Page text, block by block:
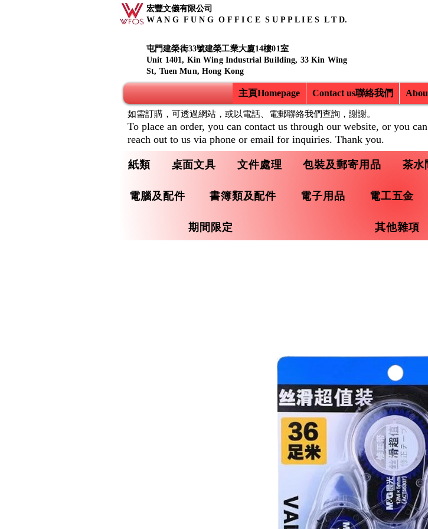
宏豐文儀有限公司
W A N G F U N G O F F I C E S U P P L I E S L T D.
屯門建榮街33號建榮工業大廈14樓01室
Unit 1401, Kin Wing Industrial Building, 33 Kin Wing
St, Tuen Mun, Hong Kong
主頁Homepage Contact us聯絡我們
紙類 桌面文具 文件處理 包裝及郵寄用品 茶水
電腦及配件 書簿類及配件 電子用品 電工五金
期間限定 其他雜項
如需訂購，可透過網站，或以電話、電郵聯絡我們查詢， 謝謝。
To place an order, you can contact us through our website, or you can
reach out to us via phone or email for inquiries. Thank you.